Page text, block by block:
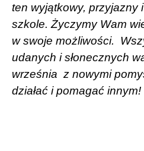
ten wyjątkowy, przyjazny
szkole. Życzymy Wam
w swoje możliwości.
udanych i słonecznych
września z nowymi
działać i pomagać innym!